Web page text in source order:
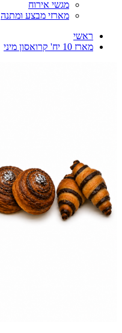
מגשי אירוח
מארזי מבצע ומתנה
ראשי
מארז 10 יח' קרואסון מיני